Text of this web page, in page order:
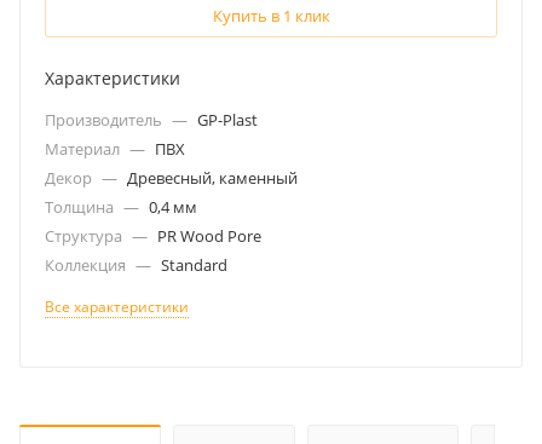
Купить в 1 клик
Характеристики
Производитель — GP-Plast
Материал — ПВХ
Декор — Древесный, каменный
Толщина — 0,4 мм
Структура — PR Wood Pore
Коллекция — Standard
Все характеристики